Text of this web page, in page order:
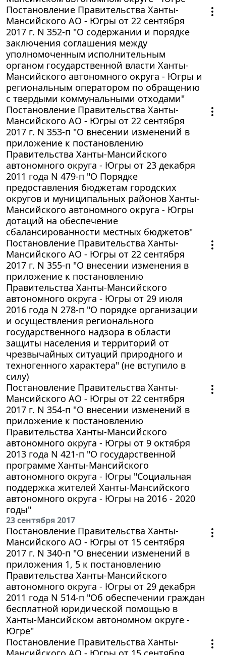
Постановление Правительства Ханты-
Мансийского АО - Югры от 22 сентября
2017 г. N 352-п "О содержании и порядке
заключения соглашения между
уполномоченным исполнительным
органом государственной власти Ханты-
Мансийского автономного округа - Югры и
региональным оператором по обращению
с твердыми коммунальными отходами"
Постановление Правительства Ханты-
Мансийского АО - Югры от 22 сентября
2017 г. N 353-п "О внесении изменений в
приложение к постановлению
Правительства Ханты-Мансийского
автономного округа - Югры от 23 декабря
2011 года N 479-п "О Порядке
предоставления бюджетам городских
округов и муниципальных районов Ханты-
Мансийского автономного округа - Югры
дотаций на обеспечение
сбалансированности местных бюджетов"
Постановление Правительства Ханты-
Мансийского АО - Югры от 22 сентября
2017 г. N 355-п "О внесении изменения в
приложение к постановлению
Правительства Ханты-Мансийского
автономного округа - Югры от 29 июля
2016 года N 278-п "О порядке организации
и осуществления регионального
государственного надзора в области
защиты населения и территорий от
чрезвычайных ситуаций природного и
техногенного характера" (не вступило в
силу)
Постановление Правительства Ханты-
Мансийского АО - Югры от 22 сентября
2017 г. N 354-п "О внесении изменений в
приложение к постановлению
Правительства Ханты-Мансийского
автономного округа - Югры от 9 октября
2013 года N 421-п "О государственной
программе Ханты-Мансийского
автономного округа - Югры "Социальная
поддержка жителей Ханты-Мансийского
автономного округа - Югры на 2016 - 2020
годы"
23 сентября 2017
Постановление Правительства Ханты-
Мансийского АО - Югры от 15 сентября
2017 г. N 340-п "О внесении изменений в
приложения 1, 5 к постановлению
Правительства Ханты-Мансийского
автономного округа - Югры от 29 декабря
2011 года N 514-п "Об обеспечении граждан
бесплатной юридической помощью в
Ханты-Мансийском автономном округе -
Югре"
Постановление Правительства Ханты-